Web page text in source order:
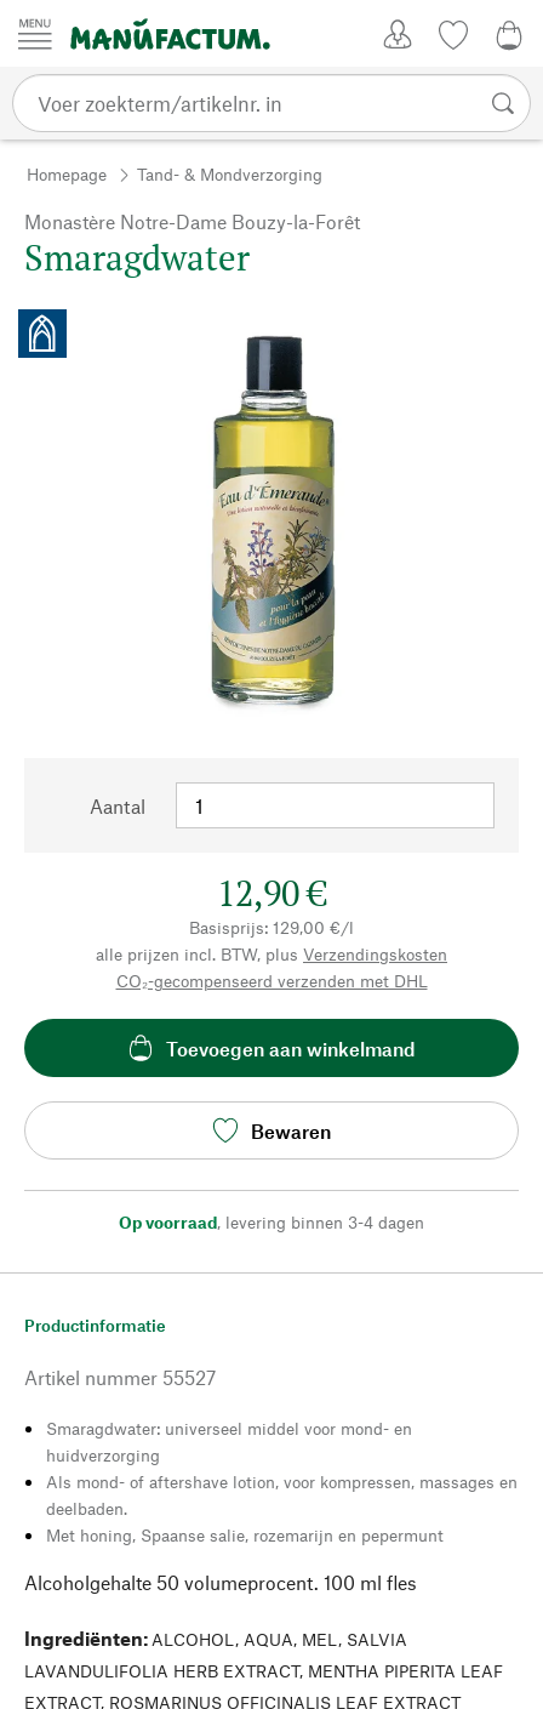
Passer au contenu
Homepage Tand- & Mondverzorging
Monastère Notre-Dame Bouzy-la-Forêt
Smaragdwater
Aantal
12,90 €
Basisprijs: 129,00 €/l
alle prijzen incl. BTW, plus Verzendingskosten
CO₂-gecompenseerd verzenden met DHL
Toevoegen aan winkelmand
Bewaren
Op voorraad, levering binnen 3-4 dagen
Productinformatie
Artikel nummer 55527
Smaragdwater: universeel middel voor mond- en
huidverzorging
Als mond- of aftershave lotion, voor kompressen, massages en
deelbaden.
Met honing, Spaanse salie, rozemarijn en pepermunt
Alcoholgehalte 50 volumeprocent. 100 ml fles
Ingrediënten: ALCOHOL, AQUA, MEL, SALVIA
LAVANDULIFOLIA HERB EXTRACT, MENTHA PIPERITA LEAF
EXTRACT, ROSMARINUS OFFICINALIS LEAF EXTRACT